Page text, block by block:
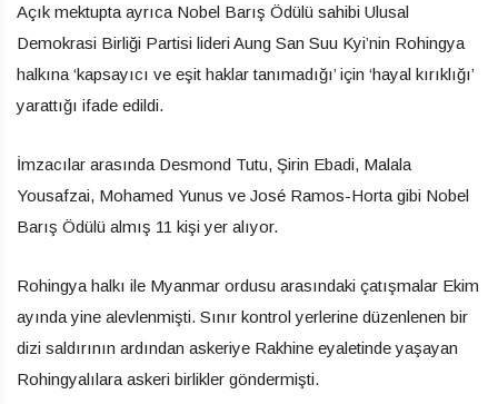
Açık mektupta ayrıca Nobel Barış Ödülü sahibi Ulusal
Demokrasi Birliği Partisi lideri Aung San Suu Kyi’nin Rohingya
halkına ‘kapsayıcı ve eşit haklar tanımadığı’ için ‘hayal kırıklığı’
yarattığı ifade edildi.
İmzacılar arasında Desmond Tutu, Şirin Ebadi, Malala
Yousafzai, Mohamed Yunus ve José Ramos-Horta gibi Nobel
Barış Ödülü almış 11 kişi yer alıyor.
Rohingya halkı ile Myanmar ordusu arasındaki çatışmalar Ekim
ayında yine alevlenmişti. Sınır kontrol yerlerine düzenlenen bir
dizi saldırının ardından askeriye Rakhine eyaletinde yaşayan
Rohingyalılara askeri birlikler göndermişti.